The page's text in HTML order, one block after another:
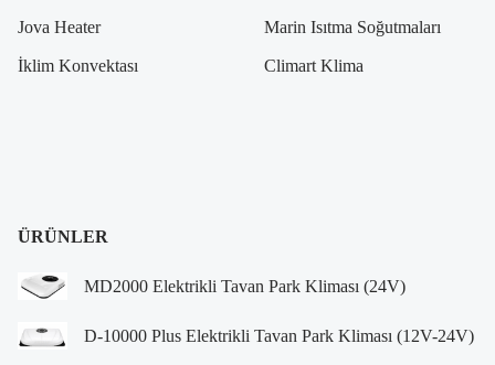
Jova Heater Marin Isıtma Soğutmaları
İklim Konvektası Climart Klima
ÜRÜNLER
MD2000 Elektrikli Tavan Park Kliması (24V)
D-10000 Plus Elektrikli Tavan Park Kliması (12V-24V)